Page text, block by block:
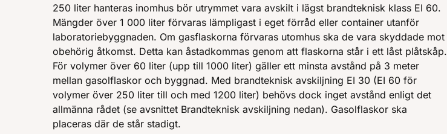
250 liter hanteras inomhus bör utrymmet vara avskilt i lägst brandteknisk klass EI 60.
Mängder över 1 000 liter förvaras lämpligast i eget förråd eller container utanför
laboratoriebyggnaden. Om gasflaskorna förvaras utomhus ska de vara skyddade mot
obehörig åtkomst. Detta kan åstadkommas genom att flaskorna står i ett låst plåtskåp.
För volymer över 60 liter (upp till 1000 liter) gäller ett minsta avstånd på 3 meter
mellan gasolflaskor och byggnad. Med brandteknisk avskiljning EI 30 (EI 60 för
volymer över 250 liter till och med 1200 liter) behövs dock inget avstånd enligt det
allmänna rådet (se avsnittet Brandteknisk avskiljning nedan). Gasolflaskor ska
placeras där de står stadigt.